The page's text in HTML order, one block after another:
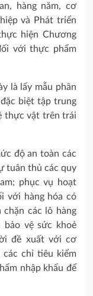
hàng năm, cơ
và Phát triển
hiện Chương
với thực phẩm
là lấy mẫu phân
biệt tập trung
thực vật trên trái
độ an toàn các
tuân thủ các quy
phục vụ hoạt
với hàng hóa có
chặn các lô hàng
bảo vệ sức khoẻ
đề xuất với cơ
các chỉ tiêu kiểm
nhập khẩu để